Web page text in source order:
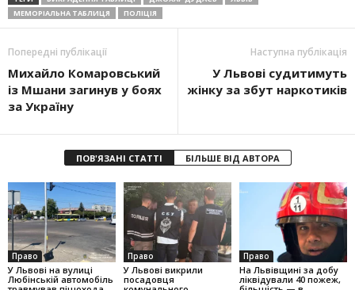
МЕМОРІАЛЬНА ТАБЛИЦЯ
ПОЛІЦІЯ
Попередні публікації
Михайло Комаровський
із Мшани загинув у боях
за Україну
Наступна публікація
У Львові судитимуть
жінку за збут наркотиків
ПОВ'ЯЗАНІ СТАТТІ БІЛЬШЕ ВІД АВТОРА
Право
У Львові на вулиці
Любінській автомобіль
Право
У Львові викрили
посадовця
Право
На Львівщині за добу
ліквідували 40 пожеж,